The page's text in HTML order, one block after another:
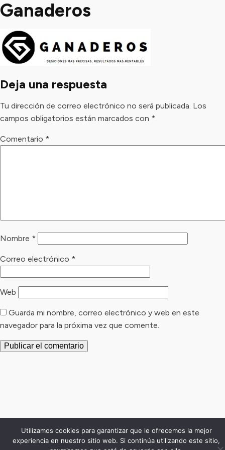
Ganaderos
Deja una respuesta
Tu dirección de correo electrónico no será publicada. Los
campos obligatorios están marcados con *
Comentario *
Nombre *
Correo electrónico *
Web
Guarda mi nombre, correo electrónico y web en este
navegador para la próxima vez que comente.
Utilizamos cookies para garantizar que le ofrecemos la mejor
experiencia en nuestro sitio web. Si continúa utilizando este sitio,